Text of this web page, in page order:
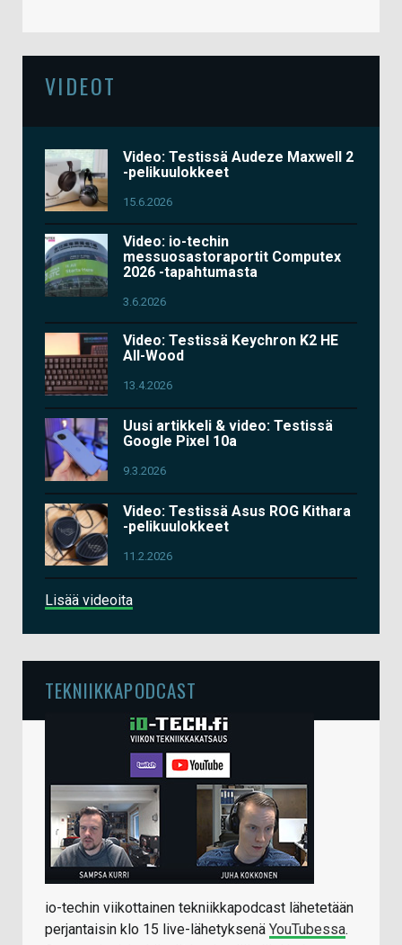
VIDEOT
Video: Testissä Audeze Maxwell 2
-pelikuulokkeet
15.6.2026
Video: io-techin
messuosastoraportit Computex
2026 -tapahtumasta
3.6.2026
Video: Testissä Keychron K2 HE
All-Wood
13.4.2026
Uusi artikkeli & video: Testissä
Google Pixel 10a
9.3.2026
Video: Testissä Asus ROG Kithara
-pelikuulokkeet
11.2.2026
Lisää videoita
TEKNIIKKAPODCAST
io-techin viikottainen tekniikkapodcast lähetetään
perjantaisin klo 15 live-lähetyksenä YouTubessa.